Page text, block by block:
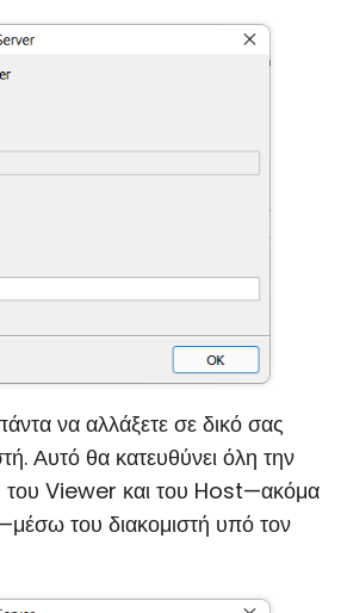
να αλλάξετε σε δικό σας
Αυτό θα κατευθύνει όλη την
του Viewer και του Host—ακόμα
του διακομιστή υπό τον